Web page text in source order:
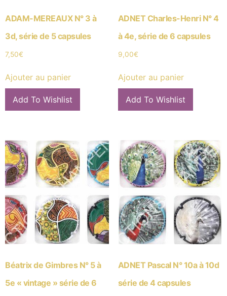
ADAM-MEREAUX N° 3 à
3d, série de 5 capsules
7,50€
Ajouter au panier
Add To Wishlist
ADNET Charles-Henri N° 4
à 4e, série de 6 capsules
9,00€
Ajouter au panier
Add To Wishlist
Béatrix de Gimbres N° 5 à
5e « vintage » série de 6
ADNET Pascal N° 10a à 10d
série de 4 capsules